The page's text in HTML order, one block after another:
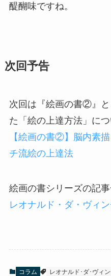
醍醐味ですね。
次回予告
次回は『絵画の書②』と
た「絵の上達方法」につ
【絵画の書②】脳内素
チ流絵の上達法
絵画の書シリーズの記
レオナルド・ダ・ヴィ
コラム レオナルド･ダ･ヴィン